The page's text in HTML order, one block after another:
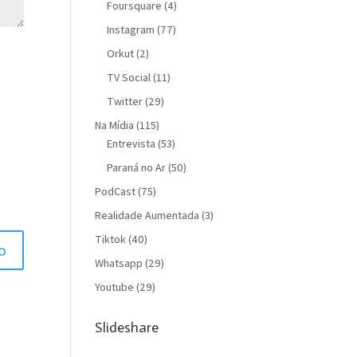
Foursquare (4)
Instagram (77)
Orkut(2)
TV Social(11)
Twitter(29)
Na Mídia (115)
Entrevista (53)
Paraná no Ar(50)
PodCast(75)
Realidade Aumentada (3)
Tiktok(40)
Whatsapp (29)
Youtube (29)
Slideshare